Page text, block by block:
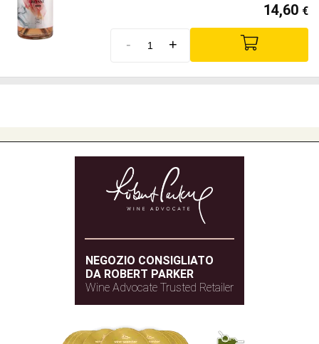
14,60 €
- +
NEGOZIO CONSIGLIATO
DA ROBERT PARKER
Wine Advocate Trusted Retailer